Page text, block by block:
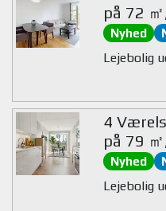
på 72
Nyhed
Lejebolig
4
på 79
Nyhed
Lejebolig